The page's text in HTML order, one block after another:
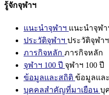
รู้จักจุฬาฯ
แนะนำจุฬาฯ แนะนำจุฬา
ประวัติจุฬาฯ ประวัติจุฬาฯ
ภารกิจหลัก ภารกิจหลัก
จุฬาฯ 100 ปี จุฬาฯ 100 ปี
ข้อมูลและสถิติ ข้อมูลแล
บุคคลสำคัญที่มาเยือน บุ